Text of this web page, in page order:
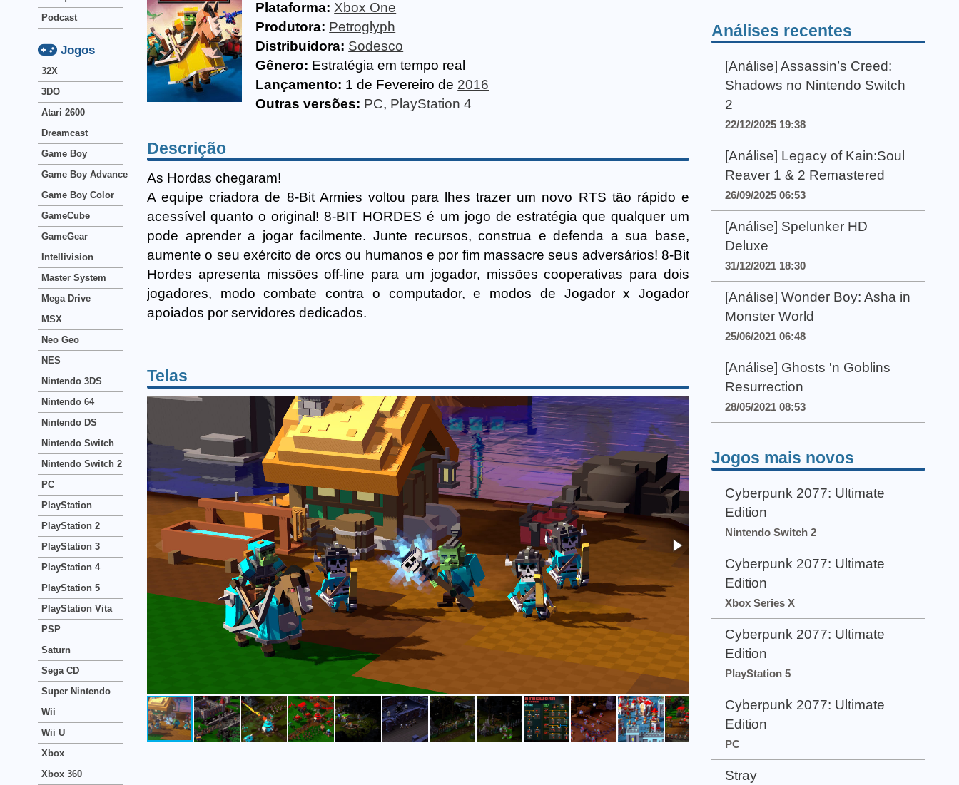
Plataforma: Xbox One
Produtora: Petroglyph
Distribuidora: Sodesco
Gênero: Estratégia em tempo real
Lançamento: 1 de Fevereiro de 2016
Outras versões: PC, PlayStation 4
Descrição
As Hordas chegaram!
A equipe criadora de 8-Bit Armies voltou para lhes trazer um novo RTS tão rápido e
acessível quanto o original! 8-BIT HORDES é um jogo de estratégia que qualquer um
pode aprender a jogar facilmente. Junte recursos, construa e defenda a sua base,
aumente o seu exército de orcs ou humanos e por fim massacre seus adversários! 8-Bit
Hordes apresenta missões off-line para um jogador, missões cooperativas para dois
jogadores, modo combate contra o computador, e modos de Jogador x Jogador
apoiados por servidores dedicados.
Telas
Podcast
Jogos
32X
3DO
Atari 2600
Dreamcast
Game Boy
Game Boy Advance
Game Boy Color
GameCube
GameGear
Intellivision
Master System
Mega Drive
MSX
Neo Geo
NES
Nintendo 3DS
Nintendo 64
Nintendo DS
Nintendo Switch
Nintendo Switch 2
PC
PlayStation
PlayStation 2
PlayStation 3
PlayStation 4
PlayStation 5
PlayStation Vita
PSP
Saturn
Sega CD
Super Nintendo
Wii
Wii U
Xbox
Xbox 360
Análises recentes
[Análise] Assassin’s Creed:
Shadows no Nintendo Switch
2
22/12/2025 19:38
[Análise] Legacy of Kain:Soul
Reaver 1 & 2 Remastered
26/09/2025 06:53
[Análise] Spelunker HD
Deluxe
31/12/2021 18:30
[Análise] Wonder Boy: Asha in
Monster World
25/06/2021 06:48
[Análise] Ghosts 'n Goblins
Resurrection
28/05/2021 08:53
Jogos mais novos
Cyberpunk 2077: Ultimate
Edition
Nintendo Switch 2
Cyberpunk 2077: Ultimate
Edition
Xbox Series X
Cyberpunk 2077: Ultimate
Edition
PlayStation 5
Cyberpunk 2077: Ultimate
Edition
PC
Stray